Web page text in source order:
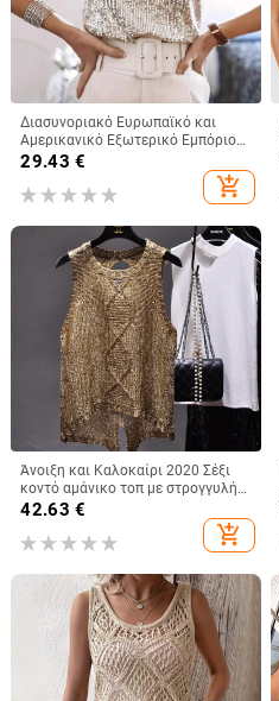
Διασυνοριακό Ευρωπαϊκό και
Αμερικανικό Εξωτερικό Εμπόριο
2024 Διασυνοριακό Γυναικείο
Κορυφαίο Αμαζονικό Εμπόριο
Station Καλοκαιρινό
Πούλιες
29.43 €
add_shopping_cart
Άνοιξη και Καλοκαίρι 2020 Σέξι
κοντό αμάνικο τοπ με στρογγυλή
λαιμόκοψη και σχισμένο μπροστά
perspective sequin ντεκολτέ
42.63 €
add_shopping_cart